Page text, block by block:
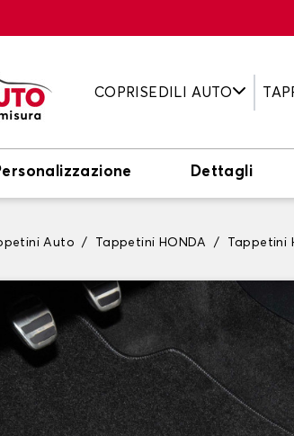
COPRISEDILI AUTO
Dettagli
Auto Tappetini HONDA Tappetini